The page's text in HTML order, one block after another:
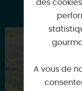
des
A vous de